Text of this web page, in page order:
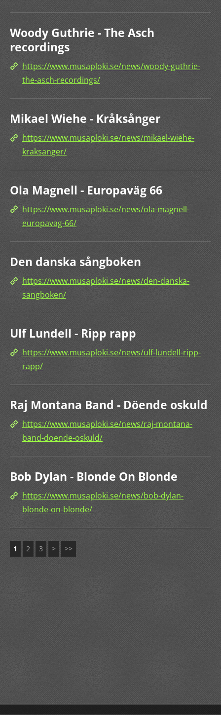
Woody Guthrie - The Asch
recordings
https://www.musaploki.se/news/woody-guthrie-
the-asch-recordings/
Mikael Wiehe - Kråksånger
https://www.musaploki.se/news/mikael-wiehe-
kraksanger/
Ola Magnell - Europaväg 66
https://www.musaploki.se/news/ola-magnell-
europavag-66/
Den danska sångboken
https://www.musaploki.se/news/den-danska-
sangboken/
Ulf Lundell - Ripp rapp
https://www.musaploki.se/news/ulf-lundell-ripp-
rapp/
Raj Montana Band - Döende oskuld
https://www.musaploki.se/news/raj-montana-
band-doende-oskuld/
Bob Dylan - Blonde On Blonde
https://www.musaploki.se/news/bob-dylan-
blonde-on-blonde/
1 2 3 > >>